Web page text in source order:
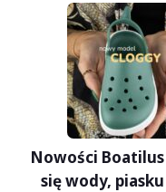
Nowości
się wody,